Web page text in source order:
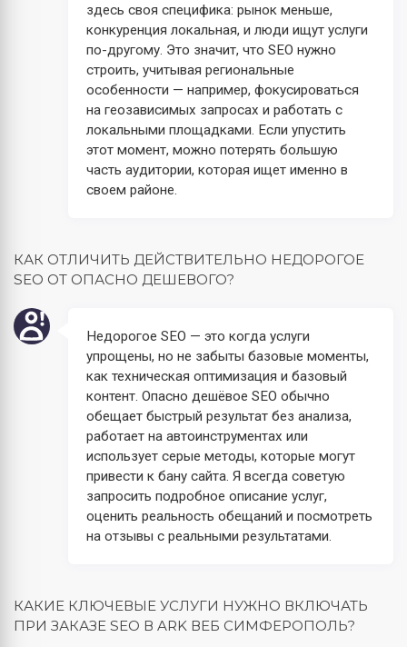
здесь своя специфика: рынок меньше,
конкуренция локальная, и люди ищут услуги
по-другому. Это значит, что SEO нужно
строить, учитывая региональные
особенности — например, фокусироваться
на геозависимых запросах и работать с
локальными площадками. Если упустить
этот момент, можно потерять большую
часть аудитории, которая ищет именно в
своем районе.
КАК ОТЛИЧИТЬ ДЕЙСТВИТЕЛЬНО НЕДОРОГОЕ
SEO ОТ ОПАСНО ДЕШЕВОГО?
Недорогое SEO — это когда услуги
упрощены, но не забыты базовые моменты,
как техническая оптимизация и базовый
контент. Опасно дешёвое SEO обычно
обещает быстрый результат без анализа,
работает на автоинструментах или
использует серые методы, которые могут
привести к бану сайта. Я всегда советую
запросить подробное описание услуг,
оценить реальность обещаний и посмотреть
на отзывы с реальными результатами.
КАКИЕ КЛЮЧЕВЫЕ УСЛУГИ НУЖНО ВКЛЮЧАТЬ
ПРИ ЗАКАЗЕ SEO В ARK ВЕБ СИМФЕРОПОЛЬ?